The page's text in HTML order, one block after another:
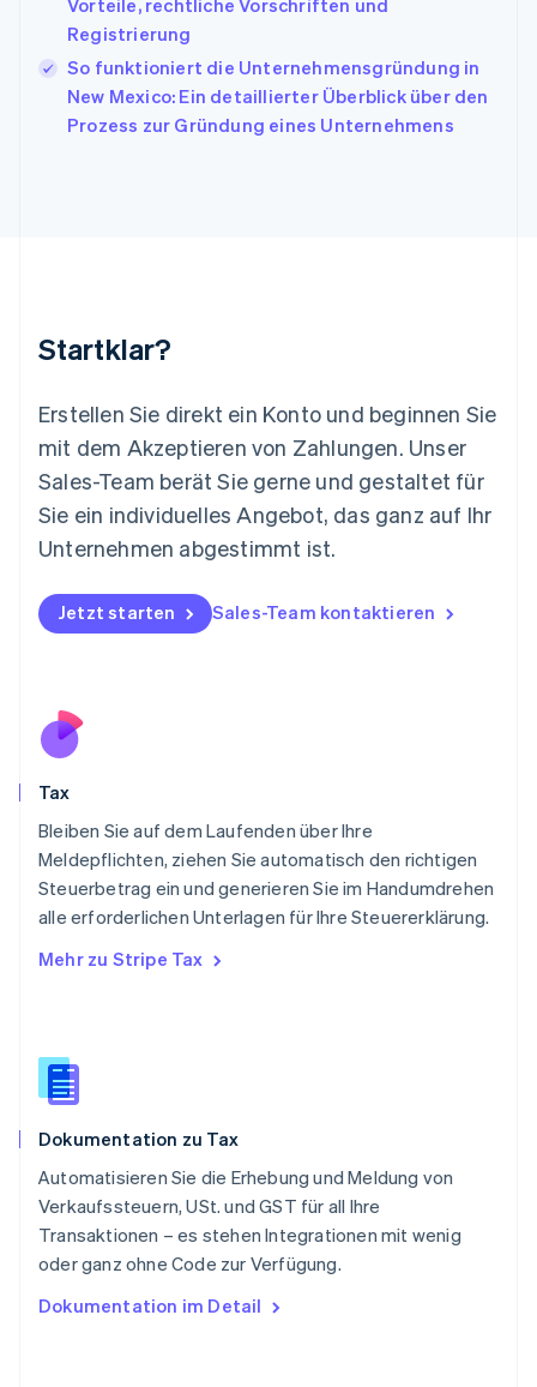
Vorteile, rechtliche Vorschriften und
Registrierung
So funktioniert die Unternehmensgründung in
New Mexico: Ein detaillierter Überblick über den
Prozess zur Gründung eines Unternehmens
Startklar?
Erstellen Sie direkt ein Konto und beginnen Sie
mit dem Akzeptieren von Zahlungen. Unser
Sales-Team berät Sie gerne und gestaltet für
Sie ein individuelles Angebot, das ganz auf Ihr
Unternehmen abgestimmt ist.
Jetzt starten Sales-Team kontaktieren
Tax
Bleiben Sie auf dem Laufenden über Ihre
Meldepflichten, ziehen Sie automatisch den richtigen
Steuerbetrag ein und generieren Sie im Handumdrehen
alle erforderlichen Unterlagen für Ihre Steuererklärung.
Mehr zu Stripe Tax
Dokumentation zu Tax
Automatisieren Sie die Erhebung und Meldung von
Verkaufssteuern, USt. und GST für all Ihre
Transaktionen – es stehen Integrationen mit wenig
oder ganz ohne Code zur Verfügung.
Dokumentation im Detail
English
Kanada
EnglishFrançais
Kroatien
English
English简体中文
English
Mexiko
Español English
Neuseeland
English
NederlandsEnglish
English
Österreich
Portugal
Português
Schweden
Schweiz
DeutschFrançaisItalianoEnglish
Singapur
Slowakei
Sonderverwaltungsregion Hongkong,
China
Spanien
EspañolEnglish
Thailand
Tschechische Republik
English
English